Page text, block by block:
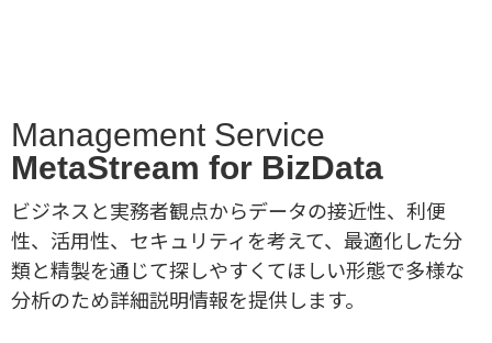
Management Service
MetaStream for BizData
ビジネスと実務者観点からデータの接近性、利便
性、活用性、セキュリティを考えて、最適化した分
類と精製を通じて探しやすくてほしい形態で多様な
分析のため詳細説明情報を提供します。